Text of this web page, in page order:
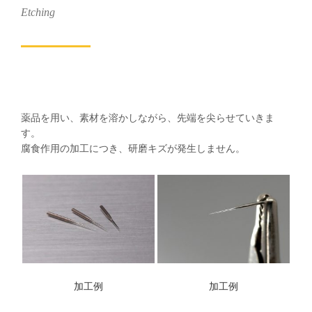
Etching
薬品を用い、素材を溶かしながら、先端を尖らせていきま
す。
腐食作用の加工につき、研磨キズが発生しません。
加工例 加工例